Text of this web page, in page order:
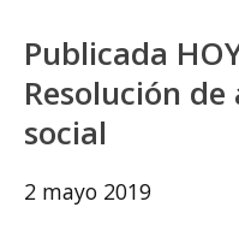
Publicada
Resolución
social
2 mayo 2019